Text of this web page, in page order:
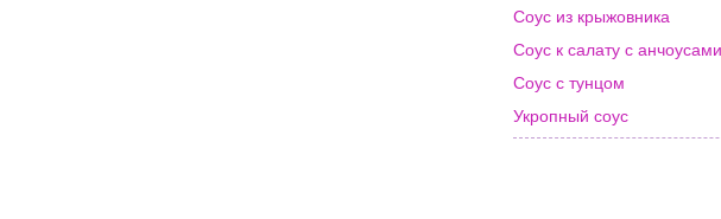
Соус из крыжовника
Соус к салату с анчоусами
Соус с тунцом
Укропный соус